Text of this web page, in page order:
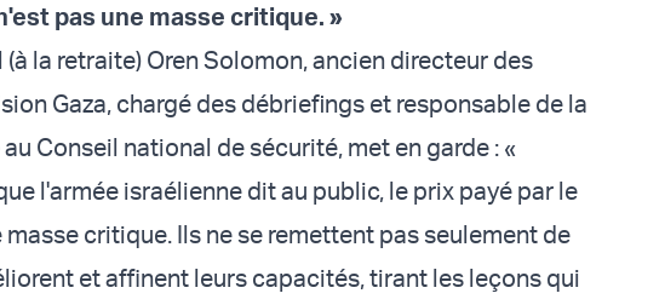
pas une masse critique. »
la retraite) Oren Solomon, ancien directeur des
Gaza, chargé des débriefings et responsable de la
Conseil national de sécurité, met en garde : «
l'armée israélienne dit au public, le prix payé par le
masse critique. Ils ne se remettent pas seulement de
et affinent leurs capacités, tirant les leçons qui